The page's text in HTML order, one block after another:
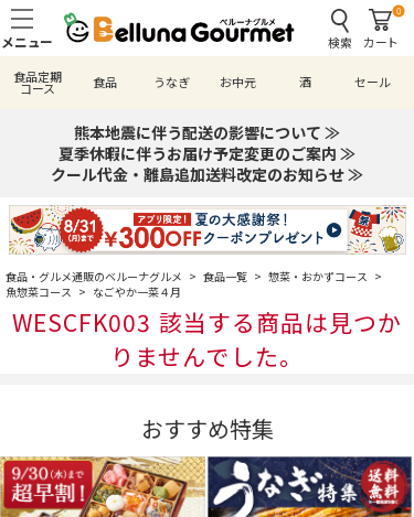
検索
0
カート
食品定期
コース 食品 うなぎ お中元 酒 セール
熊本地震に伴う配送の影響について ≫
夏季休暇に伴うお届け予定変更のご案内 ≫
クール代金・離島追加送料改定のお知らせ ≫
食品・グルメ通販のベルーナグルメ > 食品一覧 > 惣菜・おかずコース >
魚惣菜コース > なごやか一菜４月
WESCFK003 該当する商品は見つか
りませんでした。
おすすめ特集